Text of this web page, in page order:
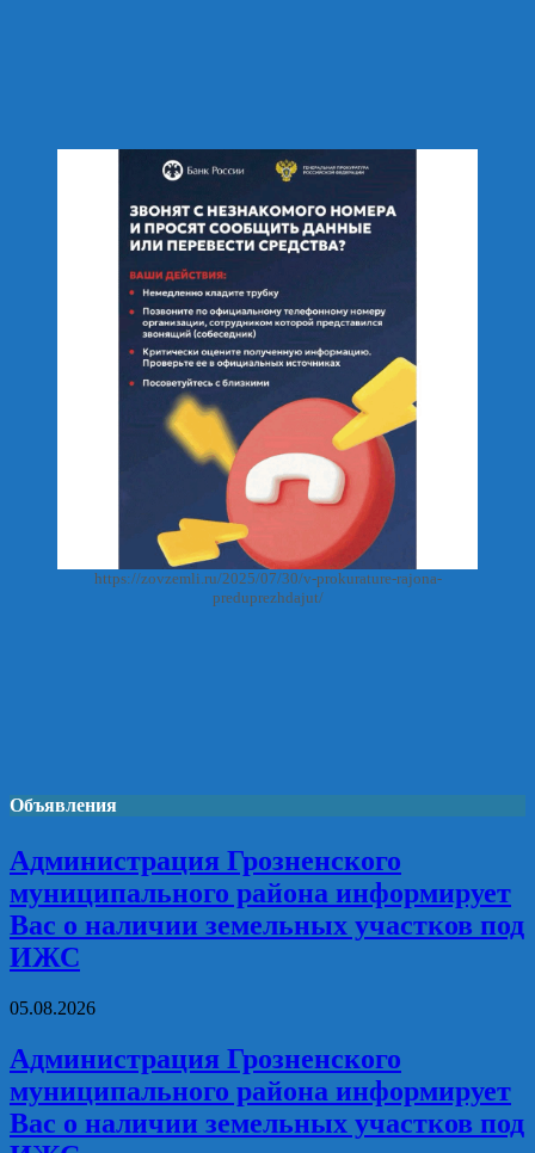
https://zovzemli.ru/2025/07/30/v-prokurature-rajona-
preduprezhdajut/
Объявления
Администрация Грозненского
муниципального района информирует
Вас о наличии земельных участков под
ИЖС
05.08.2026
Администрация Грозненского
муниципального района информирует
Вас о наличии земельных участков под